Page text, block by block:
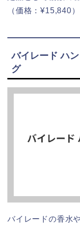
（価格：¥15,840）
バイレード ハ
グ
バイレードの香水